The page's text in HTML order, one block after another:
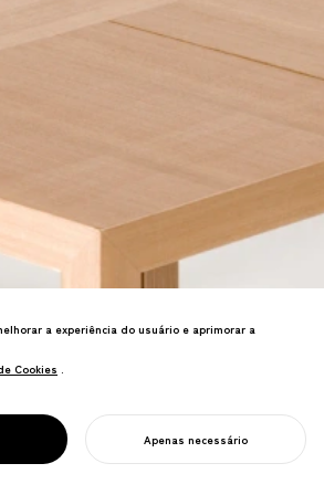
simples se combinam em funções
sofisticadas com flexibilidade infinita.
a experiência do usuário e aprimorar a
Cookies
Cookies .
Apenas necessário